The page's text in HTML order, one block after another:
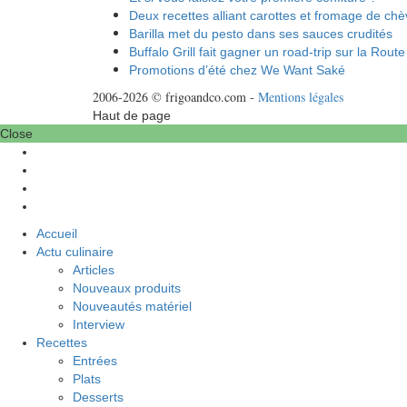
Deux recettes alliant carottes et fromage de
Barilla met du pesto dans ses sauces crudités
Buffalo Grill fait gagner un road-trip sur la Route
Promotions d’été chez We Want Saké
2006-2026 © frigoandco.com - Mentions légales
Haut de page
Close
Accueil
Actu culinaire
Articles
Nouveaux produits
Nouveautés matériel
Interview
Recettes
Entrées
Plats
Desserts